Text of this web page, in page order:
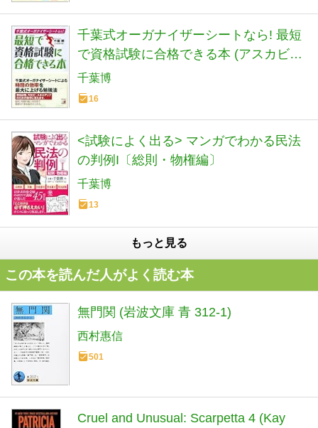
千葉式オーガナイザーシートなら! 最短
で資格試験に合格できる本 (アスカビジ
ネス)
千葉博
16
<試験によく出る> マンガでわかる民法
の判例I〔総則・物権編〕
千葉博
13
もっと見る
この本を読んだ人がよく読む本
無門関 (岩波文庫 青 312-1)
西村惠信
501
Cruel and Unusual: Scarpetta 4 (Kay